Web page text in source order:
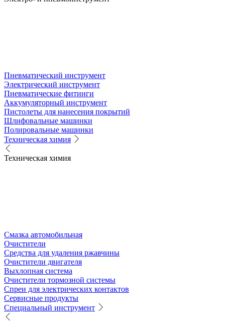
Пневматический инструмент
Электрический инструмент
Пневматические фитинги
Аккумуляторный инструмент
Пистолеты для нанесения покрытий
Шлифовальные машинки
Полировальные машинки
Техническая химия
Техническая химия
Смазка автомобильная
Очистители
Средства для удаления ржавчины
Очистители двигателя
Выхлопная система
Очистители тормозной системы
Спреи для электрических контактов
Сервисные продукты
Специальный инструмент